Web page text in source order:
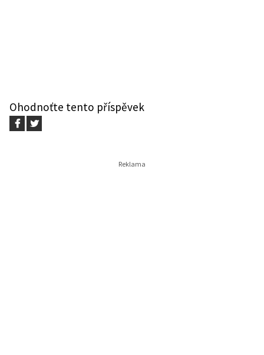
Ohodnoťte tento příspěvek